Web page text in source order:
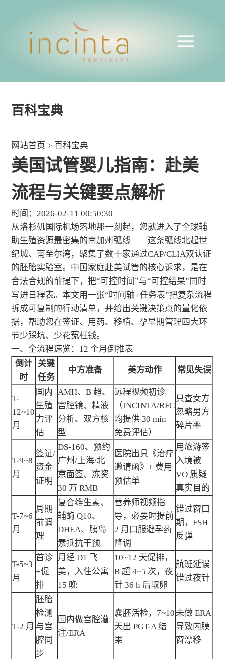
百科宝典
网站首页 > 百科宝典
美国试管婴儿指南：赴美
流程与关键要点解析
时间：2026-02-11 00:50:30
从洛杉矶国际机场落地那一刻起，您就进入了全球辅
助生殖资源最密集的南加州弧线——这条弧线北起世
纪城、南至尔湾，聚集了数十家通过CAP/CLIA双认证
的胚胎实验室。中国家庭赴美试管的核心诉求，是在
合法合规的前提下，把“可控时间”与“可控结果”同时
写进日程表。本文用一张“时间轴+任务表”把复杂流程
拆成可复制的行动清单，并给出关键决策点的量化依
据，帮助您在签证、用药、移植、孕早期管理四大环
节少踩坑、少花冤枉钱。
一、全流程速览：12 个月倒推表
倒计
时
关键
任务
中方准备 美方动作 常见失误
T-
12~10
月
国内
生殖
力评
估
AMH、B 超、
宫腔镜、精液
分析、双方核
型
远程视频初诊
（INCINTA/RFC
均提供 30 min
免费评估）
只查女方
忽略男方
碎片率
T-9~8
月
签证/
资金
证明
DS-160、预约
广州/上海/北
京面签、冻资
30 万 RMB
医院出具《治疗
邀请函》+ 费用
预估单
用旅游签
入境被
VO 质疑
真实目的
T-7~6
月
周期
前调
理
复合维生素、
辅酶 Q10、
DHEA、胰岛
素抵抗干预
营养师视频指
导，必要时提前
2 月口服避孕药
降调
错过窗口
期，FSH
反弹
T-5~3
月
首诊
+促
排
月经 D1 飞
美，入住公寓
15 晚
10~12 天促排，
B 超 4~5 次，夜
针 36 h 后取卵
航班延误
错过夜针
T-2 月
胚胎
检测
与宫
腔同
步
国内做宫腔灌
注/ERA
囊胚活检，7~10
天出 PGT-A 结
果
未做 ERA
导致内膜
窗漂移